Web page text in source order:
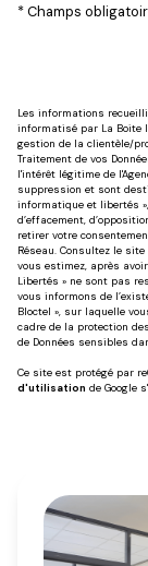
* Champs
Les informations
informatisé par La Boite
gestion de la clientèle/
Traitement de vos
l'intérêt légitime de
suppression et sont
informatique et libertés
d’effacement,
retirer votre
Réseau. Consultez le site
vous estimez, après
Libertés » ne sont pas
vous informons de
Bloctel », sur laquelle
cadre de la protection
de Données sensibles
Ce site est protégé par
d'utilisation de Google